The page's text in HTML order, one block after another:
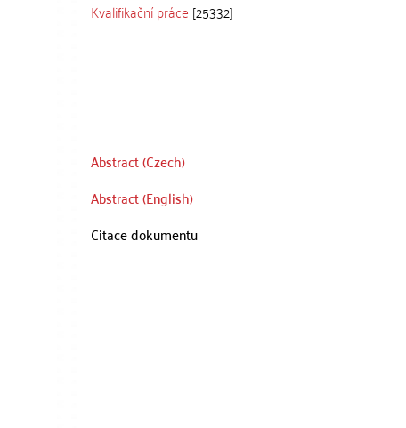
Kvalifikační práce [25332]
Abstract (Czech)
Abstract (English)
Citace dokumentu